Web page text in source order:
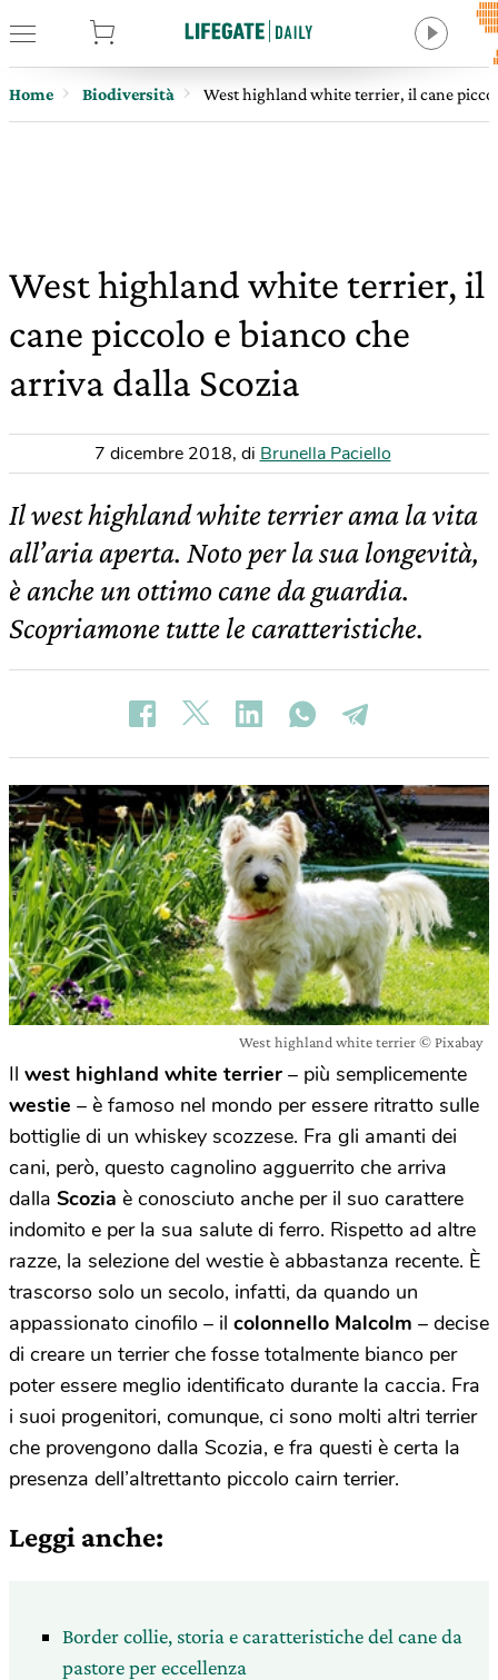
Home Biodiversità West highland white terrier, il cane
West highland white terrier, il
cane piccolo e bianco che
arriva dalla Scozia
7 dicembre 2018, di Brunella Paciello
Il west highland white terrier ama la vita
all’aria aperta. Noto per la sua longevità,
è anche un ottimo cane da guardia.
Scopriamone tutte le caratteristiche.
West highland white terrier © Pixabay
Il west highland white terrier – più semplicemente
westie – è famoso nel mondo per essere ritratto sulle
bottiglie di un whiskey scozzese. Fra gli amanti dei
cani, però, questo cagnolino agguerrito che arriva
dalla Scozia è conosciuto anche per il suo carattere
indomito e per la sua salute di ferro. Rispetto ad altre
razze, la selezione del westie è abbastanza recente. È
trascorso solo un secolo, infatti, da quando un
appassionato cinofilo – il colonnello Malcolm – decise
di creare un terrier che fosse totalmente bianco per
poter essere meglio identificato durante la caccia. Fra
i suoi progenitori, comunque, ci sono molti altri terrier
che provengono dalla Scozia, e fra questi è certa la
presenza dell’altrettanto piccolo cairn terrier.
Leggi anche:
Border collie, storia e caratteristiche del cane da
pastore per eccellenza